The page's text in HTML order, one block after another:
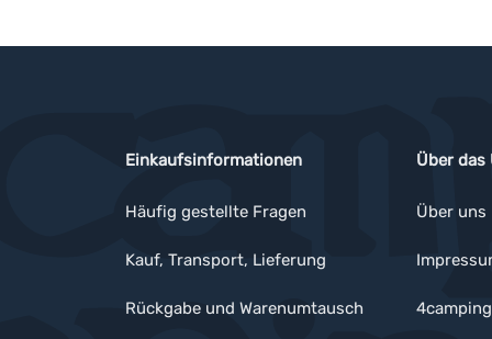
Einkaufsinformationen
Häufig gestellte Fragen
Kauf, Transport, Lieferung
Rückgabe und Warenumtausch
Über das
Über uns